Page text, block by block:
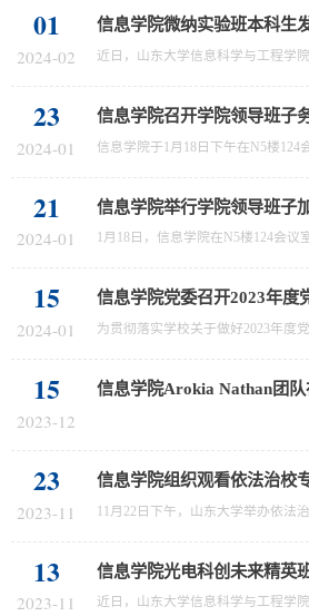
01
2024-02
23
2024-01
信息学院召开学院领导班子
21
2024-01
15
2024-01
信息学院党委召开2023年度
15
2023-12
23
2023-11
信息学院组织观看依法治校
13
2023-11
信息学院光电科创未来精英